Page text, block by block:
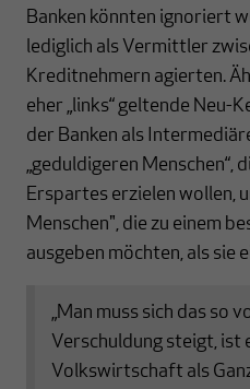
Banken könnten ignoriert
lediglich als Vermittler
Kreditnehmern agierten.
eher „links“ geltende Neu-
der Banken als
„geduldigeren Menschen“,
Erspartes erzielen wollen,
Menschen", die zu einem
ausgeben möchten, als sie
„Man muss sich das so
Verschuldung steigt, ist
Volkswirtschaft als